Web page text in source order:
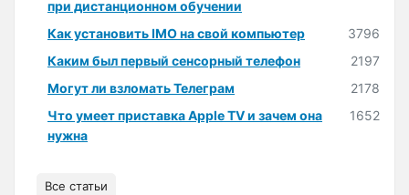
при дистанционном обучении
Как установить IMO на свой компьютер
3796
Каким был первый сенсорный телефон
2197
Могут ли взломать Телеграм
2178
Что умеет приставка Apple TV и зачем она
нужна
1652
Все статьи